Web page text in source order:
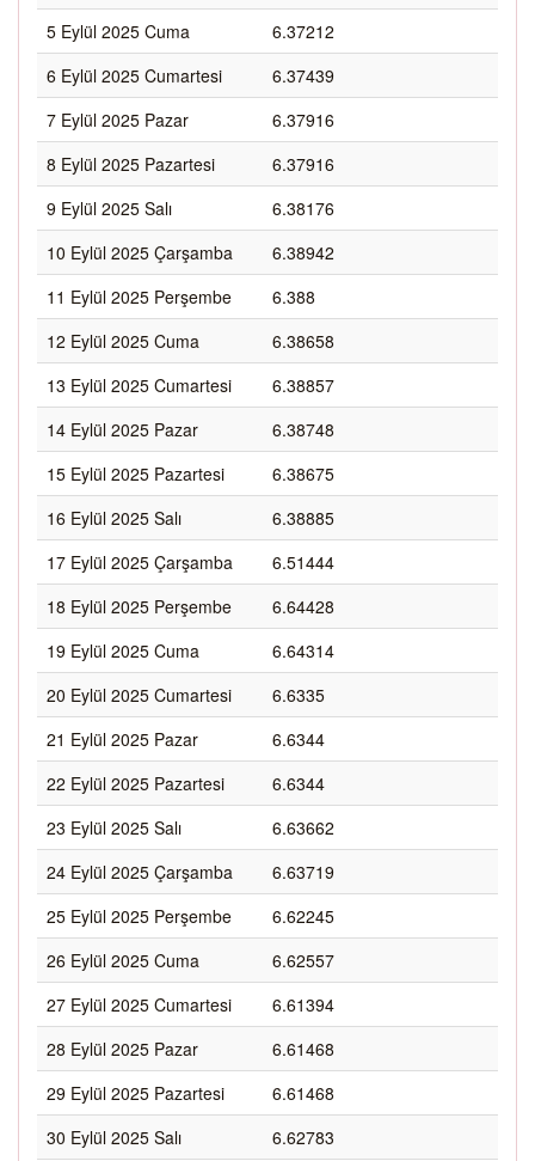
5 Eylül 2025 Cuma
6.37212
6 Eylül 2025 Cumartesi
6.37439
7 Eylül 2025 Pazar
6.37916
8 Eylül 2025 Pazartesi
6.37916
9 Eylül 2025 Salı
6.38176
10 Eylül 2025 Çarşamba
6.38942
11 Eylül 2025 Perşembe
6.388
12 Eylül 2025 Cuma
6.38658
13 Eylül 2025 Cumartesi
6.38857
14 Eylül 2025 Pazar
6.38748
15 Eylül 2025 Pazartesi
6.38675
16 Eylül 2025 Salı
6.38885
17 Eylül 2025 Çarşamba
6.51444
18 Eylül 2025 Perşembe
6.64428
19 Eylül 2025 Cuma
6.64314
20 Eylül 2025 Cumartesi
6.6335
21 Eylül 2025 Pazar
6.6344
22 Eylül 2025 Pazartesi
6.6344
23 Eylül 2025 Salı
6.63662
24 Eylül 2025 Çarşamba
6.63719
25 Eylül 2025 Perşembe
6.62245
26 Eylül 2025 Cuma
6.62557
27 Eylül 2025 Cumartesi
6.61394
28 Eylül 2025 Pazar
6.61468
29 Eylül 2025 Pazartesi
6.61468
30 Eylül 2025 Salı
6.62783